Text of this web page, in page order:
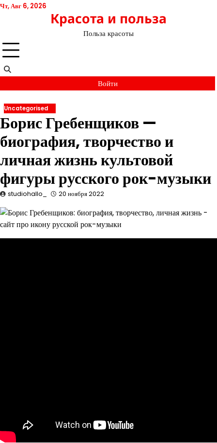
Перейти
Чт, Авг 6, 2026
Красота и польза
Польза красоты
Войти
Uncategorised
Борис Гребенщиков —
биография, творчество и
личная жизнь культовой
фигуры русского рок-музыки
studiohallo_ 20 ноября 2022